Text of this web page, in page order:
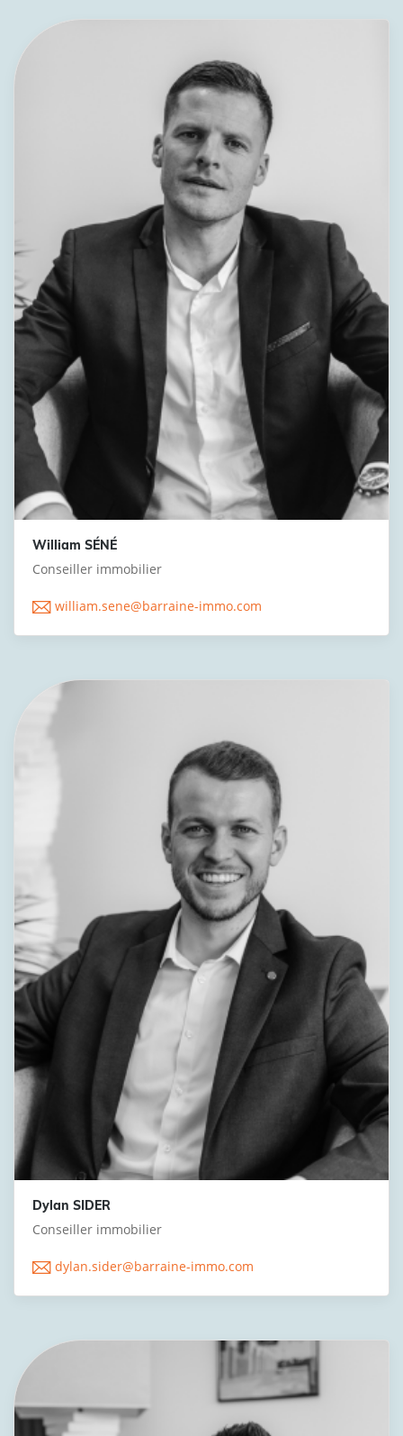
William SÉNÉ
Conseiller immobilier
william.sene@barraine-immo.com
Dylan SIDER
Conseiller immobilier
dylan.sider@barraine-immo.com